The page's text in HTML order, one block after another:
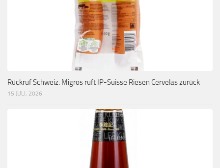
Rückruf Schweiz: Migros ruft IP-Suisse Riesen Cervelas zurück
15 JULI, 2026